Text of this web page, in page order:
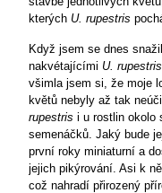
kterých U. rupestris
Když jsem se dnes
nakvétajícími U. rupestris
všimla jsem si, že moje
květů nebyly až tak
rupestris i u rostlin okolo
semenáčků. Jaký bude
první roky miniaturní a
jejich pikýrování. Asi k
což nahradí přirozený